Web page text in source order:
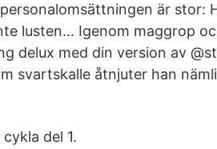
är stor:
lusten… Igenom maggrop
delux med din version av
svartskalle åtnjuter han
del 1.